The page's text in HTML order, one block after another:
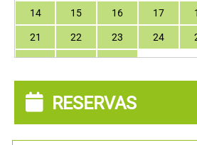
14 15 16 17
21 22 23 24
28 29 30
RESERVAS